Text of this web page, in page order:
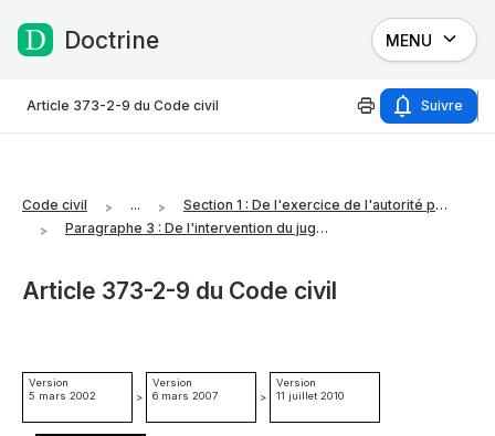
Passer au contenu
Doctrine MENU
Article 373-2-9 du Code civil Suivre
Code civil ...
Section 1 : De l'exercice de l'autorité parentale
Paragraphe 3 : De l'intervention du juge aux affaires familiales
Article 373-2-9 du Code civil
Version
5 mars 2002
>
Version
6 mars 2007
>
Version
11 juillet 2010